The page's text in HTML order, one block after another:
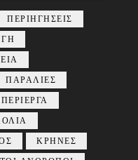
ΠΕΡΙΗΓΗΣΕΙΣ
ΠΑΡΑΛΙΕΣ
ΚΡΗΝΕΣ